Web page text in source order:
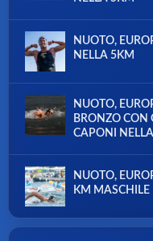
NUOTO,
NELLA 5KM
NUOTO,
BRONZO CON
CAPONI
NUOTO,
KM MASCHILE